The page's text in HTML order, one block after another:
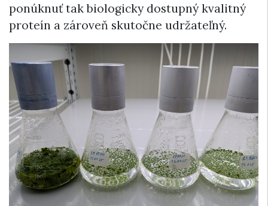
ponúknuť tak biologicky dostupný kvalitný
proteín a zároveň skutočne udržateľný.